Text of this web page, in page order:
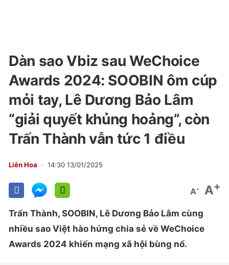
Dàn sao Vbiz sau WeChoice
Awards 2024: SOOBIN ôm cúp
mỏi tay, Lê Dương Bảo Lâm
“giải quyết khủng hoảng”, còn
Trấn Thành vẫn tức 1 điều
Liên Hoa 14:30 13/01/2025
A- A+
Trấn Thành, SOOBIN, Lê Dương Bảo Lâm cùng
nhiều sao Việt hào hứng chia sẻ về WeChoice
Awards 2024 khiến mạng xã hội bùng nổ.